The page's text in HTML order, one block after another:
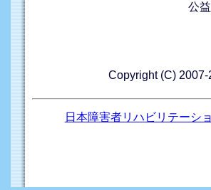
公
Copyright (C)
日本障害者リハビリテーシ